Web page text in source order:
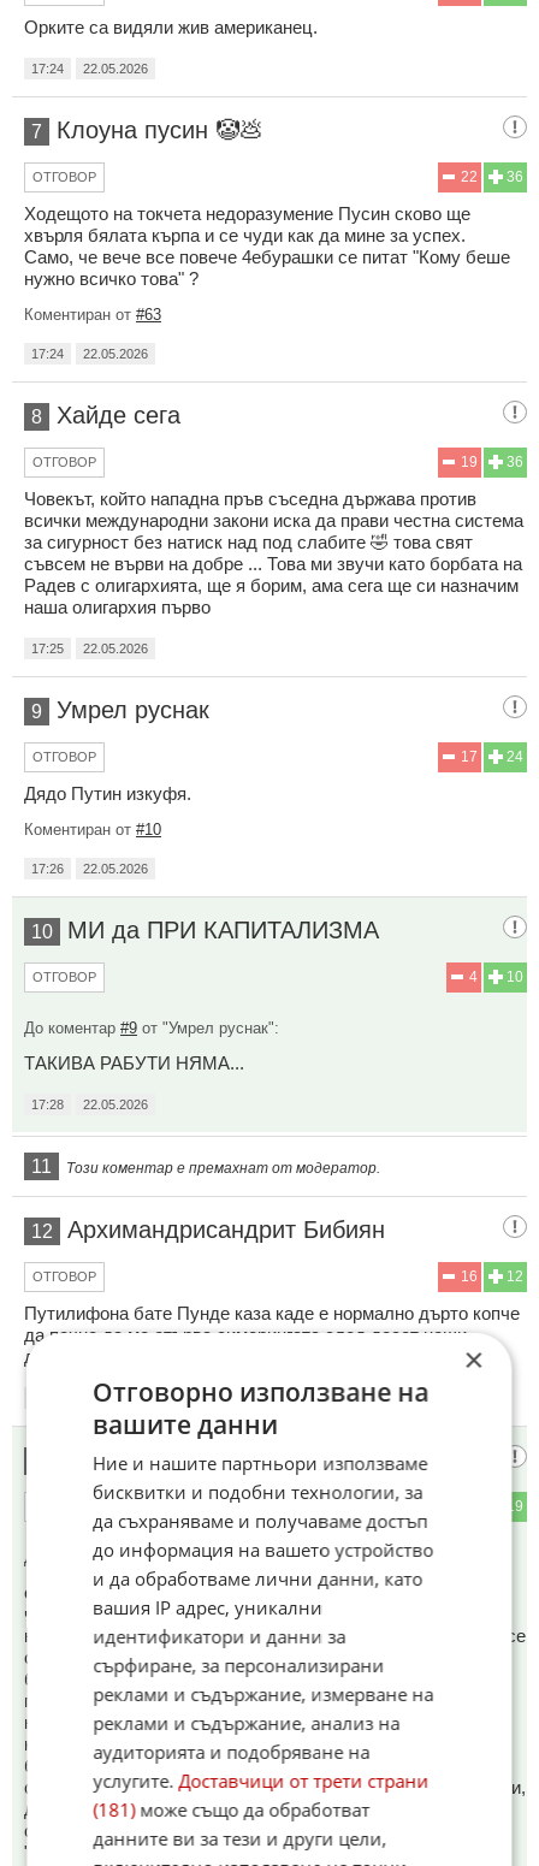
Орките са видяли жив американец.
17:24 22.05.2026
7 Клоуна пусин 🤡💩
36
22
ОТГОВОР
Ходещото на токчета недоразумение Пусин сково ще
хвърля бялата кърпа и се чуди как да мине за успех.
Само, че вече все повече 4eбypaшки се питат "Кому беше
нужно всичко това" ?
Коментиран от #63
17:24 22.05.2026
8 Хайде сега
36
19
ОТГОВОР
Човекът, който нападна пръв съседна държава против
всички международни закони иска да прави честна система
за сигурност без натиск над под слабите 🤣 това свят
съвсем не върви на добре ... Това ми звучи като борбата на
Радев с олигархията, ще я борим, ама сега ще си назначим
наша олигархия първо
17:25 22.05.2026
9 Умрел руснак
24
17
ОТГОВОР
Дядо Путин изкуфя.
Коментиран от #10
17:26 22.05.2026
10 МИ да ПРИ КАПИТАЛИЗМА
10
4
ОТГОВОР
До коментар #9 от "Умрел руснак":
ТАКИВА РАБУТИ НЯМА...
17:28 22.05.2026
11 Този коментар е премахнат от модератор.
12 Архимандрисандрит Бибиян
12
16
ОТГОВОР
Путилифона бате Пунде каза каде е нормално дърто копче
да почне да мо отърва симерингата след десет нощи
дронов обстрел на Мацква!
22.05.2026
ЯО не може да се употреби
19
До коментар #4от "зИленски":
срещу дворцов преврат, пуч, демонстрации, цветни и
черно-бели революции, партизанско движение,
конспирации и диверсии. На предния фронт също където се
стрелят с леко оръжие и ръкопашен бой, не може и срещу
батареи и дивизиони. Противниковата армия има
противоатомни укрития които спасяват на повече от
километър от епицентъра на ядрения взрив. При хиляди
километра фронт и 50км. дълбочина на фронта колко
бомби ще трябват, май хиляди? Най "ефективно" е ЯО да
се използва над голям град където ще избие най-вече жени,
деца и старци (мъжете са на фронта). А и Путин как ще
обясни на украинците и на останалия свят, че ги
"освобождава" от фашистите като хвърли атомна бомба
×
Отговорно използване на
вашите данни
Ние и нашите партньори използваме
бисквитки и подобни технологии, за
да съхраняваме и получаваме достъп
до информация на вашето устройство
и да обработваме лични данни, като
вашия IP адрес, уникални
идентификатори и данни за
сърфиране, за персонализирани
реклами и съдържание, измерване на
реклами и съдържание, анализ на
аудиторията и подобряване на
услугите.Доставчици от трети страни
(181)може също да обработват
данните ви за тези и други цели,